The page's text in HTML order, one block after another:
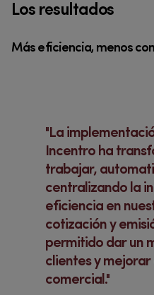
Los resultados
Más eficiencia, menos
La
Incentro ha
trabajar,
centralizando la
eficiencia en
cotización y
permitido dar un
clientes y
comercial.